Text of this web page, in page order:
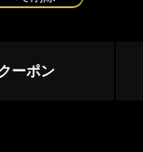
ーポン
足利